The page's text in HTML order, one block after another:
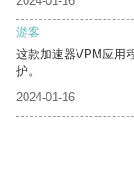
游客
这款加速器VPM应用
护。
2024-01-16